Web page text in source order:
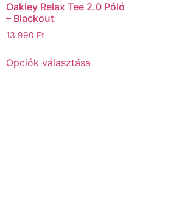
Oakley Relax Tee 2.0 Póló
– Blackout
13.990 Ft
Opciók választása